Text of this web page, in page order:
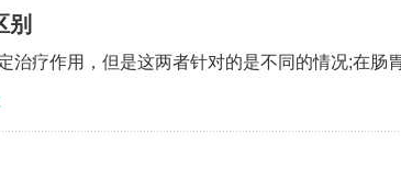
别
治疗作用，但是这两者针对的是不同的情况;在肠